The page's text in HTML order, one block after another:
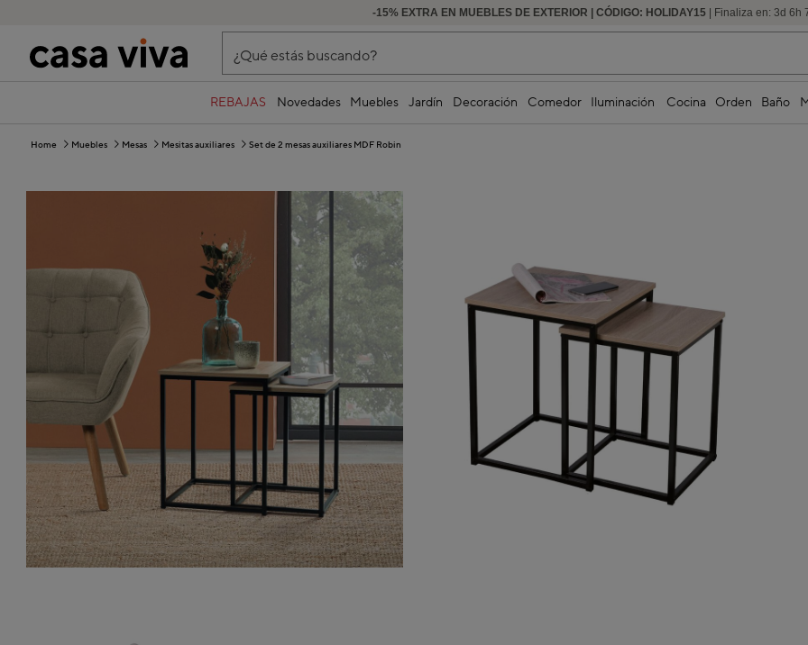
-15% EXTRA EN MUEBLES DE EXTERIOR | CÓDIGO: HOLIDAY15 | Finaliza en:3d6h
HASTA -60% DE DESCUENTO | SEGUNDAS REBAJAS
¿Qué estás buscando?
REBAJAS Novedades Muebles Jardín Decoración Comedor Iluminación Cocina Orden Baño
Home Muebles Mesas Mesitas auxiliares Set de 2 mesas auxiliares MDF Robin